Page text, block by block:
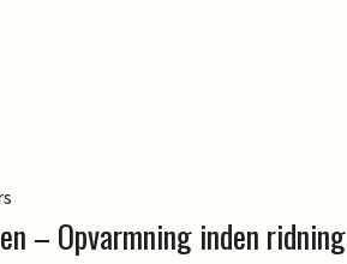
– Opvarmning inden ridning